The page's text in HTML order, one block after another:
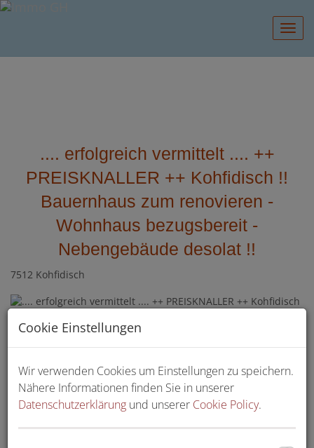
.... erfolgreich vermittelt .... ++
PREISKNALLER ++ Kohfidisch !!
Bauernhaus zum renovieren -
Wohnhaus bezugsbereit -
Nebengebäude desolat !!
7512 Kohfidisch
Cookie Einstellungen
Wir verwenden Cookies um Einstellungen zu speichern.
Nähere Informationen finden Sie in unserer
Datenschutzerklärung und unserer Cookie Policy.